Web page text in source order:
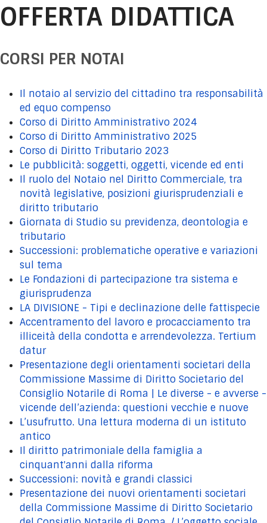
OFFERTA DIDATTICA
CORSI PER NOTAI
Il notaio al servizio del cittadino tra responsabilità
ed equo compenso
Corso di Diritto Amministrativo 2024
Corso di Diritto Amministrativo 2025
Corso di Diritto Tributario 2023
Le pubblicità: soggetti, oggetti, vicende ed enti
Il ruolo del Notaio nel Diritto Commerciale, tra
novità legislative, posizioni giurisprudenziali e
diritto tributario
Giornata di Studio su previdenza, deontologia e
tributario
Successioni: problematiche operative e variazioni
sul tema
Le Fondazioni di partecipazione tra sistema e
giurisprudenza
LA DIVISIONE - Tipi e declinazione delle fattispecie
Accentramento del lavoro e procacciamento tra
illiceità della condotta e arrendevolezza. Tertium
datur
Presentazione degli orientamenti societari della
Commissione Massime di Diritto Societario del
Consiglio Notarile di Roma | Le diverse - e avverse -
vicende dell’azienda: questioni vecchie e nuove
L’usufrutto. Una lettura moderna di un istituto
antico
Il diritto patrimoniale della famiglia a
cinquant'anni dalla riforma
Successioni: novità e grandi classici
Presentazione dei nuovi orientamenti societari
della Commissione Massime di Diritto Societario